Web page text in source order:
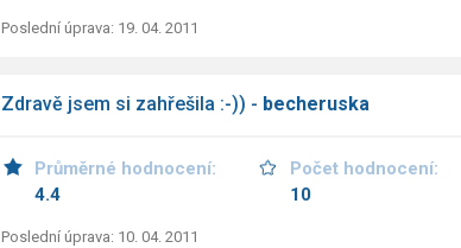
Poslední úprava: 19. 04. 2011
Zdravě jsem si zahřešila :-)) - becheruska
Průměrné hodnocení:
4.4
Počet hodnocení:
10
Poslední úprava: 10. 04. 2011